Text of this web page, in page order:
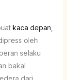
kaca depan
oleh
selaku
bakal
dari